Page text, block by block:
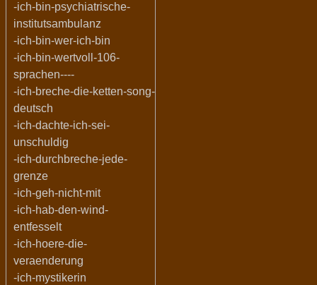
-ich-bin-psychiatrische-
institutsambulanz
-ich-bin-wer-ich-bin
-ich-bin-wertvoll-106-
sprachen----
-ich-breche-die-ketten-song-
deutsch
-ich-dachte-ich-sei-
unschuldig
-ich-durchbreche-jede-
grenze
-ich-geh-nicht-mit
-ich-hab-den-wind-
entfesselt
-ich-hoere-die-
veraenderung
-ich-mystikerin